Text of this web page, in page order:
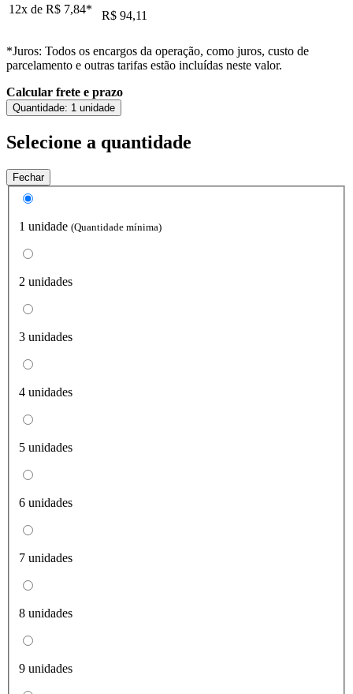
12x de R$ 7,84* R$ 94,11
*Juros: Todos os encargos da operação, como juros, custo de
parcelamento e outras tarifas estão incluídas neste valor.
Calcular frete e prazo
Quantidade: 1 unidade
Selecione a quantidade
Fechar
1 unidade (Quantidade mínima)
2 unidades
3 unidades
4 unidades
5 unidades
6 unidades
7 unidades
8 unidades
9 unidades